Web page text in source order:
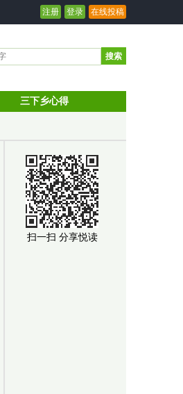
注册 登录 在线投稿
搜索
三下乡心得
扫一扫 分享悦读